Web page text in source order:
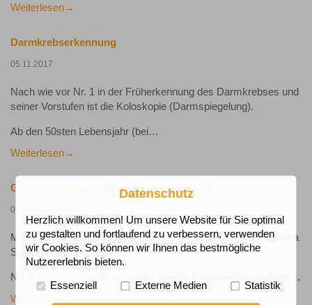
Weiterlesen
Darmkrebserkennung
05.11.2017
Nach wie vor Nr. 1 in der Früherkennung des Darmkrebses und
seiner Vorstufen ist die Koloskopie (Darmspiegelung).
Ab den 50sten Lebensjahr (bei…
Weiterlesen
Gebrechlichkeit im Alter: Proteinmangel?
01.06.2016
Mit zunehmender Alterung der Gesellschaft gewinnt das Thema
Sarkopenie an Bedeutung.
Nach aktuellen Studien ist
jeder zweite Krankenhauspatient…
Weiterlesen
Datenschutz
Herzlich willkommen! Um unsere Website für Sie optimal
zu gestalten und fortlaufend zu verbessern, verwenden
wir Cookies. So können wir Ihnen das bestmögliche
Nutzererlebnis bieten.
Essenziell Externe Medien Statistik